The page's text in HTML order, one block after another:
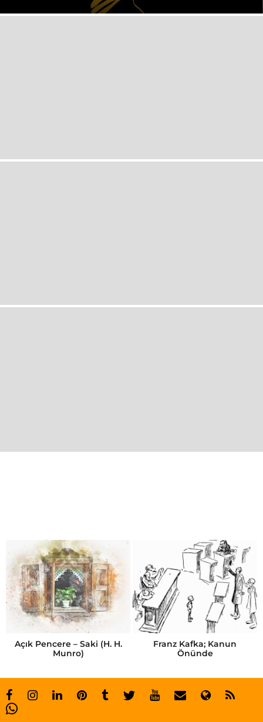
n
k
a
r
h
s
a
Açık Pencere – Saki (H. H.
Munro)
Franz Kafka; Kanun
Önünde